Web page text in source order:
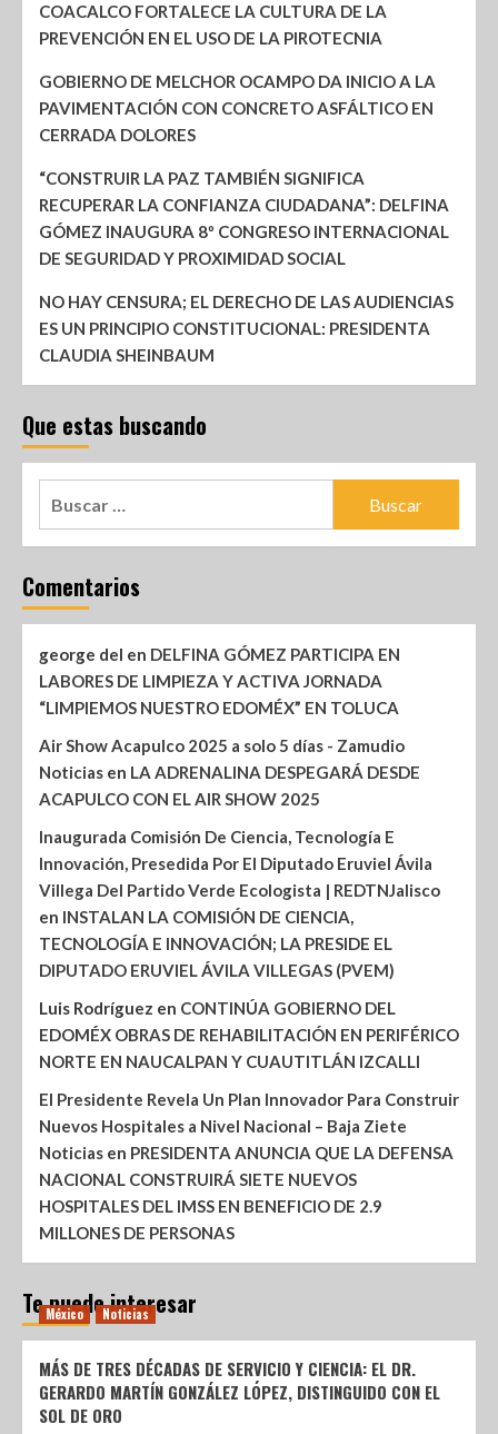
COACALCO FORTALECE LA CULTURA DE LA
PREVENCIÓN EN EL USO DE LA PIROTECNIA
GOBIERNO DE MELCHOR OCAMPO DA INICIO A LA
PAVIMENTACIÓN CON CONCRETO ASFÁLTICO EN
CERRADA DOLORES
“CONSTRUIR LA PAZ TAMBIÉN SIGNIFICA
RECUPERAR LA CONFIANZA CIUDADANA”: DELFINA
GÓMEZ INAUGURA 8º CONGRESO INTERNACIONAL
DE SEGURIDAD Y PROXIMIDAD SOCIAL
NO HAY CENSURA; EL DERECHO DE LAS AUDIENCIAS
ES UN PRINCIPIO CONSTITUCIONAL: PRESIDENTA
CLAUDIA SHEINBAUM
Que estas buscando
Comentarios
george del en DELFINA GÓMEZ PARTICIPA EN
LABORES DE LIMPIEZA Y ACTIVA JORNADA
“LIMPIEMOS NUESTRO EDOMÉX” EN TOLUCA
Air Show Acapulco 2025 a solo 5 días - Zamudio
Noticias en LA ADRENALINA DESPEGARÁ DESDE
ACAPULCO CON EL AIR SHOW 2025
Inaugurada Comisión De Ciencia, Tecnología E
Innovación, Presedida Por El Diputado Eruviel Ávila
Villega Del Partido Verde Ecologista | REDTNJalisco
en INSTALAN LA COMISIÓN DE CIENCIA,
TECNOLOGÍA E INNOVACIÓN; LA PRESIDE EL
DIPUTADO ERUVIEL ÁVILA VILLEGAS (PVEM)
Luis Rodríguez en CONTINÚA GOBIERNO DEL
EDOMÉX OBRAS DE REHABILITACIÓN EN PERIFÉRICO
NORTE EN NAUCALPAN Y CUAUTITLÁN IZCALLI
El Presidente Revela Un Plan Innovador Para Construir
Nuevos Hospitales a Nivel Nacional – Baja Ziete
Noticias en PRESIDENTA ANUNCIA QUE LA DEFENSA
NACIONAL CONSTRUIRÁ SIETE NUEVOS
HOSPITALES DEL IMSS EN BENEFICIO DE 2.9
MILLONES DE PERSONAS
Te puede interesar
México Noticias
MÁS DE TRES DÉCADAS DE SERVICIO Y CIENCIA: EL DR.
GERARDO MARTÍN GONZÁLEZ LÓPEZ, DISTINGUIDO CON EL
SOL DE ORO